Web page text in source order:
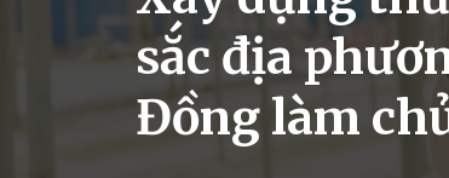
sắc địa
Đồng làm